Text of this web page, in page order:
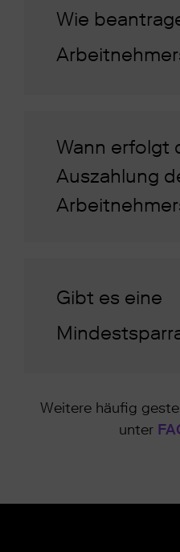
Wie
Wann erfolgt
Auszahlung
Gibt es eine
Weitere häufig
unter